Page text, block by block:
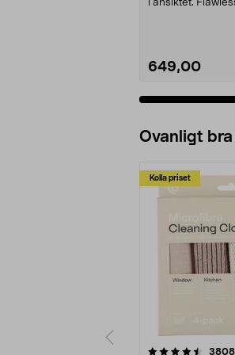
i ansiktet.
649,00
Ovanligt
Kolla priset
3808
4.0av 5